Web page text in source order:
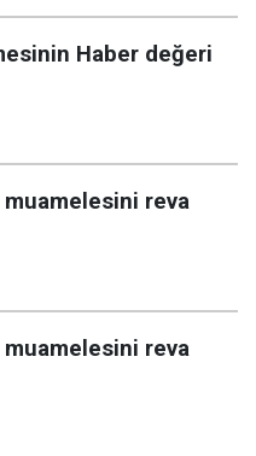
Haber değeri
reva
reva